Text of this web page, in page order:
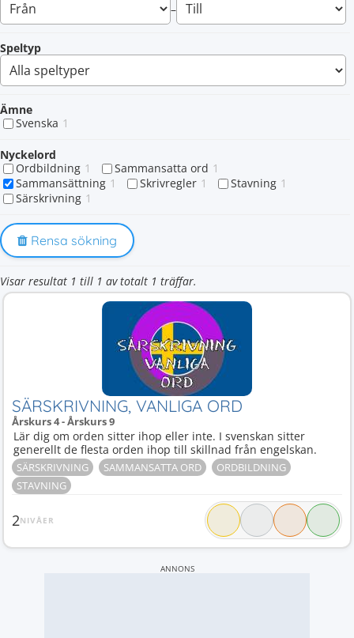
–
Speltyp
Ämne
Svenska 1
Nyckelord
Ordbildning 1 Sammansatta ord 1
Sammansättning 1 Skrivregler 1 Stavning 1
Särskrivning 1
Rensa sökning
Visar resultat 1 till 1 av totalt 1 träffar.
SÄRSKRIVNING, VANLIGA ORD
Årskurs 4 - Årskurs 9
Lär dig om orden sitter ihop eller inte. I svenskan sitter
generellt de flesta orden ihop till skillnad från engelskan.
SÄRSKRIVNING SAMMANSATTA ORD
ORDBILDNING
STAVNING
2NIVÅER
ANNONS